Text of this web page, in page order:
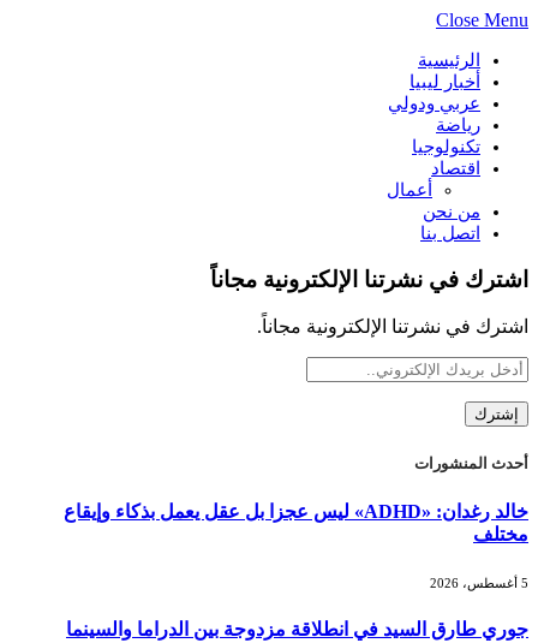
Close Menu
الرئيسية
أخبار ليبيا
عربي ودولي
رياضة
تكنولوجيا
اقتصاد
أعمال
من نحن
اتصل بنا
اشترك في نشرتنا الإلكترونية مجاناً
اشترك في نشرتنا الإلكترونية مجاناً.
أحدث المنشورات
خالد رغدان: «ADHD» ليس عجزا بل عقل يعمل بذكاء وإيقاع
مختلف
جوري طارق السيد في انطلاقة مزدوجة بين الدراما والسينما